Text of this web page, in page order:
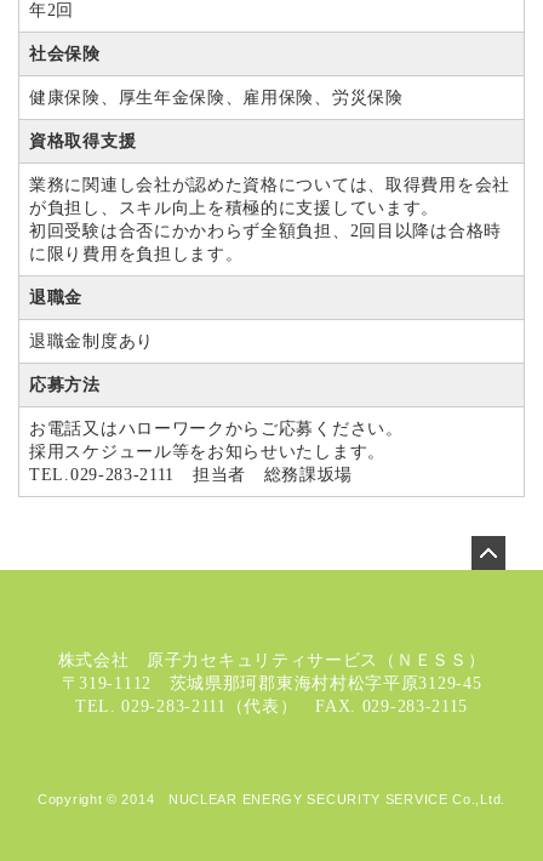
年2回
社会保険
健康保険、厚生年金保険、雇用保険、労災保険
資格取得支援
業務に関連し会社が認めた資格については、取得費用を会社
が負担し、スキル向上を積極的に支援しています。
初回受験は合否にかかわらず全額負担、2回目以降は合格時
に限り費用を負担します。
退職金
退職金制度あり
応募方法
お電話又はハローワークからご応募ください。
採用スケジュール等をお知らせいたします。
TEL.029-283-2111 担当者 総務課坂場
株式会社 原子力セキュリティサービス（ＮＥＳＳ）
〒319-1112 茨城県那珂郡東海村村松字平原3129-45
TEL. 029-283-2111（代表） FAX. 029-283-2115
Copyright © 2014 NUCLEAR ENERGY SECURITY SERVICE Co.,Ltd.